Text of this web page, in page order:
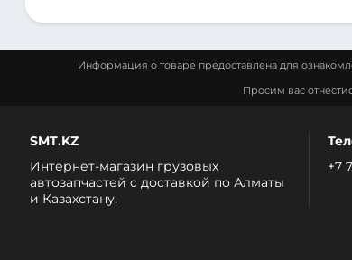
Информация о товаре предоставлена для
Просим вас
SMT.KZ
Интернет-магазин грузовых
автозапчастей c доставкой по Алматы
и Казахстану.
+7